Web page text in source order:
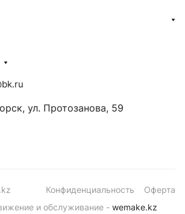
ул. Протозанова, 59
Конфиденциальность
Оферта
и обслуживание - wemake.kz